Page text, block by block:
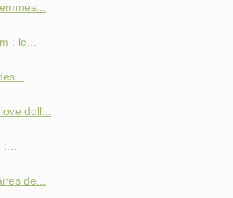
: le...
doll...
:...
de...